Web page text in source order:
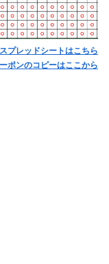
プレッドシートはこちら
ポンのコピーはここから